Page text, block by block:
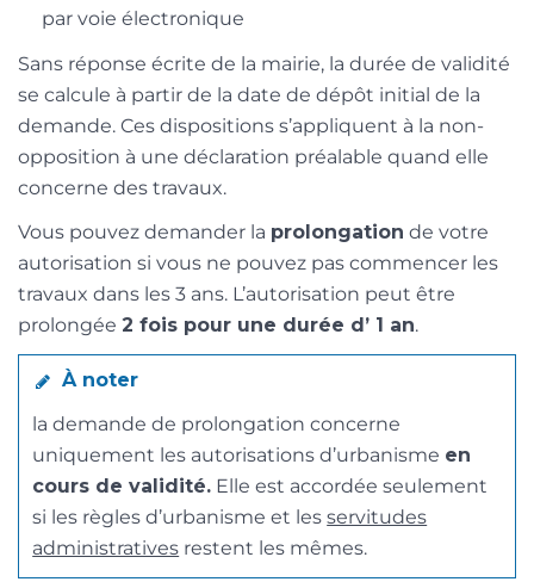
par voie électronique
Sans réponse écrite de la mairie, la durée de validité
se calcule à partir de la date de dépôt initial de la
demande. Ces dispositions s’appliquent à la non-
opposition à une déclaration préalable quand elle
concerne des travaux.
Vous pouvez demander la prolongation de votre
autorisation si vous ne pouvez pas commencer les
travaux dans les 3 ans. L’autorisation peut être
prolongée 2 fois pour une durée d’ 1 an.
À noter
la demande de prolongation concerne
uniquement les autorisations d’urbanisme en
cours de validité. Elle est accordée seulement
si les règles d’urbanisme et lesservitudes
administratives restent les mêmes.